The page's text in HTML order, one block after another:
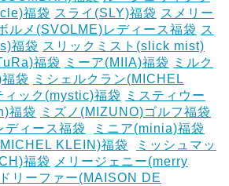
福袋 スライ(SLY)福袋 スメリー
ルメ(SVOLME)レディース福袋 ス
福袋 スリックミスト(slick mist)
福袋 ‎ミーア(MIIA)福袋
ミルク
袋
ミシェルクラン(MICHEL
ィック(mystic)福袋
ミスティウー
福袋
ミズノ(MIZUNO)ゴルフ福袋
ディース福袋
ミニア(minia)福袋
KLEIN)福袋
ミッシュマッ
福袋
メリージェニー(merry
リーファー(MAISON DE